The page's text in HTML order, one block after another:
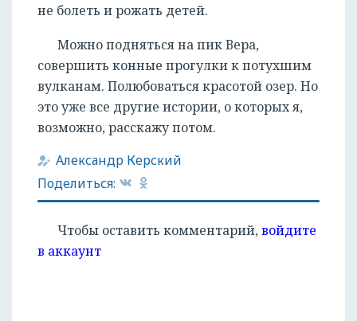
не болеть и рожать детей.
Можно подняться на пик Вера,
совершить конные прогулки к потухшим
вулканам. Полюбоваться красотой озер. Но
это уже все другие истории, о которых я,
возможно, расскажу потом.
Александр Керский
Поделиться:
Чтобы оставить комментарий,войдите
в аккаунт